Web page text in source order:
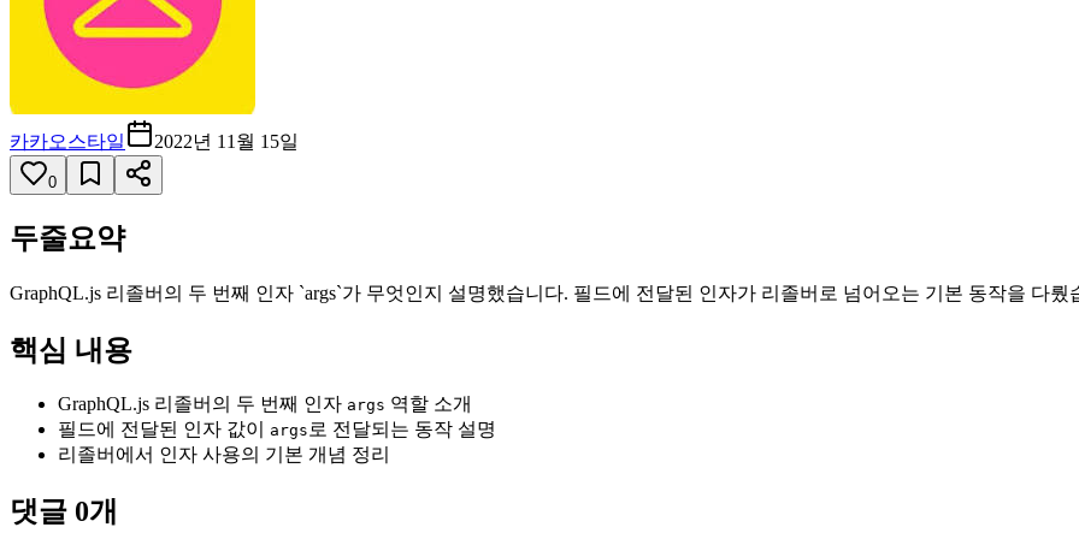
카카오스타일 2022년 11월 15일
0
두줄요약
GraphQL.js 리졸버의 두 번째 인자 `args`가 무엇인지 설명했습니다. 필드에 전달된 인자가 리졸버로 넘어오는 기본 동작을 다뤘
핵심 내용
GraphQL.js 리졸버의 두 번째 인자 args 역할 소개
필드에 전달된 인자 값이
args로 전달되는 동작 설명
리졸버에서 인자 사용의 기본 개념 정리
댓글 0개